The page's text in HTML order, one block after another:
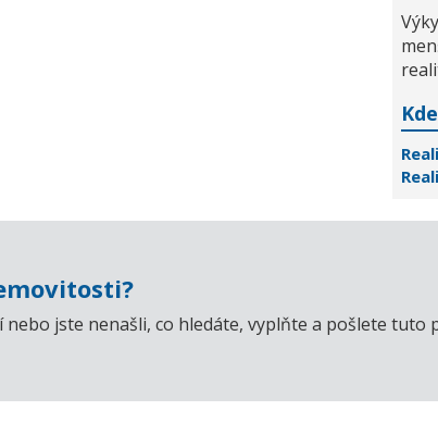
jste nenašli, co hledáte, vyplňte a pošlete tuto